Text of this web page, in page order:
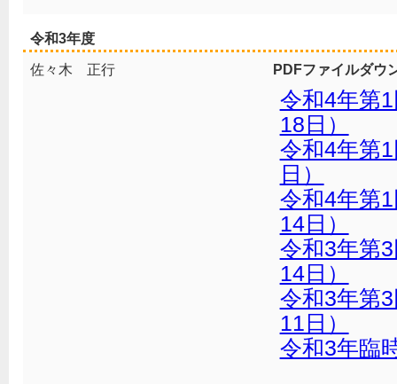
令和3年度
佐々木 正行 PDFファイルダウ
令和4年第
18日）
令和4年第
日）
令和4年第
14日）
令和3年第
14日）
令和3年第
11日）
令和3年臨